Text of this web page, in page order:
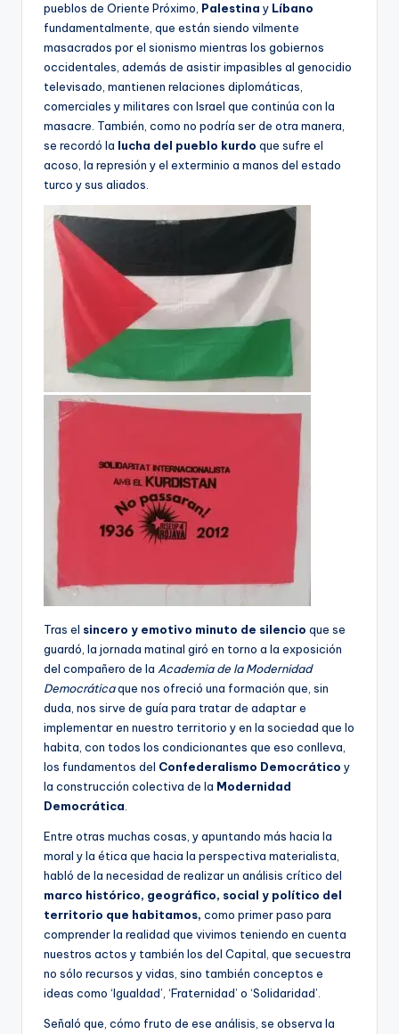
pueblos de Oriente Próximo, Palestina y Líbano
fundamentalmente, que están siendo vilmente
masacrados por el sionismo mientras los gobiernos
occidentales, además de asistir impasibles al genocidio
televisado, mantienen relaciones diplomáticas,
comerciales y militares con Israel que continúa con la
masacre. También, como no podría ser de otra manera,
se recordó la lucha del pueblo kurdo que sufre el
acoso, la represión y el exterminio a manos del estado
turco y sus aliados.
Tras el sincero y emotivo minuto de silencio que se
guardó, la jornada matinal giró en torno a la exposición
del compañero de la Academia de la Modernidad
Democráticaque nos ofreció una formación que, sin
duda, nos sirve de guía para tratar de adaptar e
implementar en nuestro territorio y en la sociedad que lo
habita, con todos los condicionantes que eso conlleva,
los fundamentos del Confederalismo Democrático y
la construcción colectiva de la Modernidad
Democrática
Entre otras muchas cosas, y apuntando más hacia la
moral y la ética que hacia la perspectiva materialista,
habló de la necesidad de realizar un análisis crítico del
marco histórico, geográfico, social y político del
territorio que habitamos, como primer paso para
comprender la realidad que vivimos teniendo en cuenta
nuestros actos y también los del Capital, que secuestra
no sólo recursos y vidas, sino también conceptos e
ideas como ‘Igualdad’, ‘Fraternidad’ o ‘Solidaridad’.
Señaló que, cómo fruto de ese análisis, se observa la